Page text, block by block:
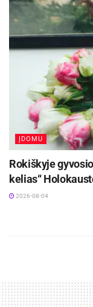
ĮDOMU
Rokiškyje
kelias“
2026-08-04